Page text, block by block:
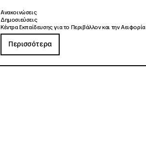
Ανακοινώσεις
Δημοσιεύσεις
Κέντρα Εκπαίδευσης για το Περιβάλλον και την Αειφορία
Περισσότερα